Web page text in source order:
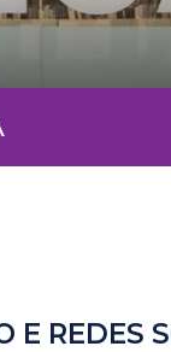
E REDES